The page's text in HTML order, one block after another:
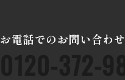
お電話でのお問い合わせ